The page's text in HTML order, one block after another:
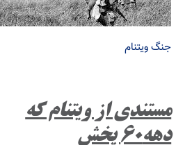
جنگ ویتنام
مستندی از ویتنام که
دهه۶۰ پخش